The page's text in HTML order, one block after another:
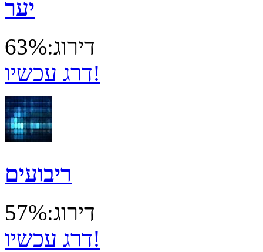
יער
דירוג:63%
דרג עכשיו!
ריבועים
דירוג:57%
דרג עכשיו!